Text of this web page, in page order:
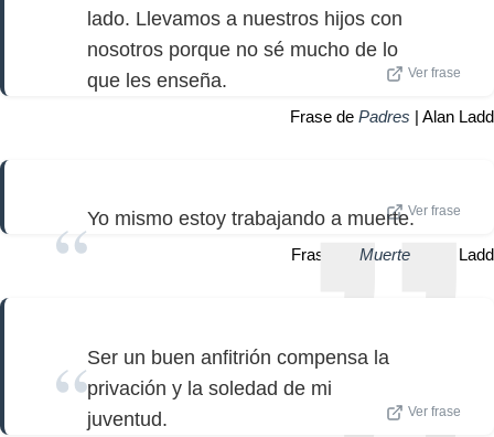
lado. Llevamos a nuestros hijos con
nosotros porque no sé mucho de lo
que les enseña.
Ver frase
Frase de Padres | Alan Ladd
Yo mismo estoy trabajando a muerte.Ver frase
Frase de Muerte | Alan Ladd
Ser un buen anfitrión compensa la
privación y la soledad de mi
juventud.
Ver frase